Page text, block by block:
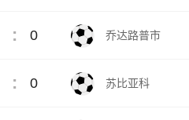
: 0 乔达路普市
: 0 苏比亚科